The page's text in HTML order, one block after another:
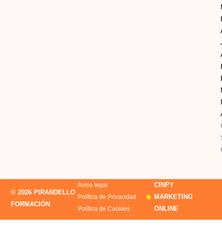
© 2026 PIRANDELLO
FORMACIÓN
Aviso legal
Política de Privacidad
Política de Cookies
CINPY
MARKETING
ONLINE